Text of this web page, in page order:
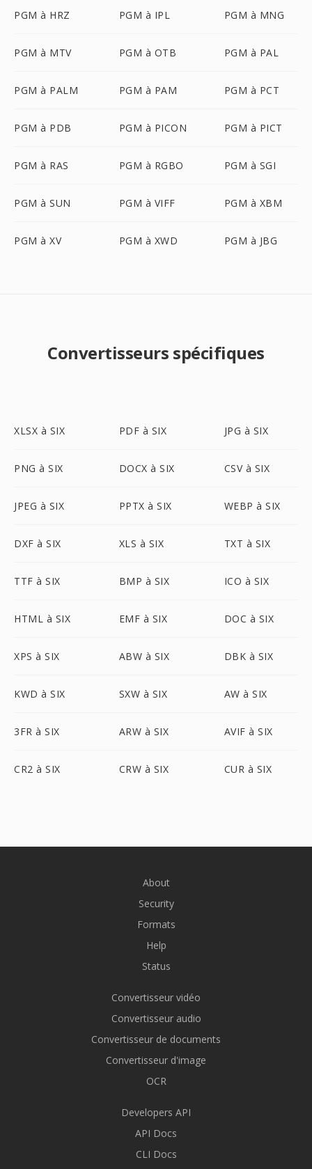
PGM à HRZ PGM à IPL PGM à MNG
PGM à MTV PGM à OTB PGM à PAL
PGM à PALM PGM à PAM PGM à PCT
PGM à PDB PGM à PICON PGM à PICT
PGM à RAS PGM à RGBO PGM à SGI
PGM à SUN PGM à VIFF PGM à XBM
PGM à XV PGM à XWD PGM à JBG
Convertisseurs spécifiques
XLSX à SIX PDF à SIX JPG à SIX
PNG à SIX DOCX à SIX CSV à SIX
JPEG à SIX PPTX à SIX WEBP à SIX
DXF à SIX XLS à SIX TXT à SIX
TTF à SIX BMP à SIX ICO à SIX
HTML à SIX EMF à SIX DOC à SIX
XPS à SIX ABW à SIX DBK à SIX
KWD à SIX SXW à SIX AW à SIX
3FR à SIX ARW à SIX AVIF à SIX
CR2 à SIX CRW à SIX CUR à SIX
About
Security
Formats
Help
Status
Convertisseur vidéo
Convertisseur audio
Convertisseur de documents
Convertisseur d'image
OCR
Developers API
API Docs
CLI Docs